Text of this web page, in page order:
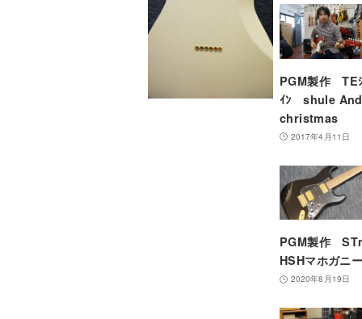
PGM製作 TE
ｲﾝ shule And
christmas
2017年4月11日
PGM製作
HSHマホガニ
2020年8月19日